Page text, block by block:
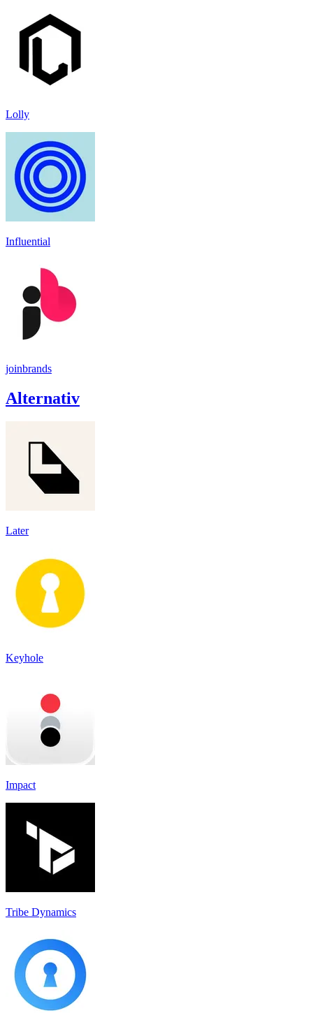
Lolly
Influential
joinbrands
Alternativ
Later
Keyhole
Impact
Tribe Dynamics